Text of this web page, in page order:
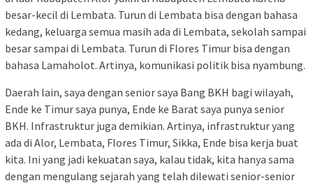
besar-kecil di Lembata. Turun di Lembata bisa dengan bahasa
kedang, keluarga semua masih ada di Lembata, sekolah sampai
besar sampai di Lembata. Turun di Flores Timur bisa dengan
bahasa Lamaholot. Artinya, komunikasi politik bisa nyambung.
Daerah lain, saya dengan senior saya Bang BKH bagi wilayah,
Ende ke Timur saya punya, Ende ke Barat saya punya senior
BKH. Infrastruktur juga demikian. Artinya, infrastruktur yang
ada di Alor, Lembata, Flores Timur, Sikka, Ende bisa kerja buat
kita. Ini yang jadi kekuatan saya, kalau tidak, kita hanya sama
dengan mengulang sejarah yang telah dilewati senior-senior